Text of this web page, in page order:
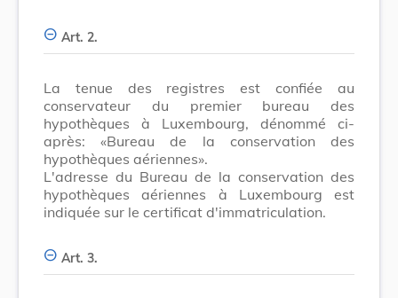
Art. 2.
La tenue des registres est confiée au
conservateur du premier bureau des
hypothèques à Luxembourg, dénommé ci-
après: «Bureau de la conservation des
hypothèques aériennes».
L'adresse du Bureau de la conservation des
hypothèques aériennes à Luxembourg est
indiquée sur le certificat d'immatriculation.
Art. 3.